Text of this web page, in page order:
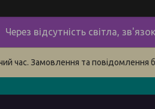
Через відсутність світла,
час. Замовлення та